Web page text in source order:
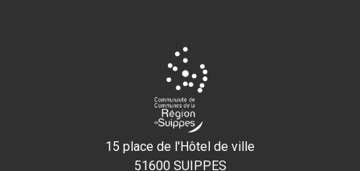
15 place de l'Hôtel de ville
51600 SUIPPES